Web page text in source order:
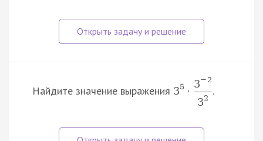
Найдите значение выражения 35 ·
3− 2
32
.